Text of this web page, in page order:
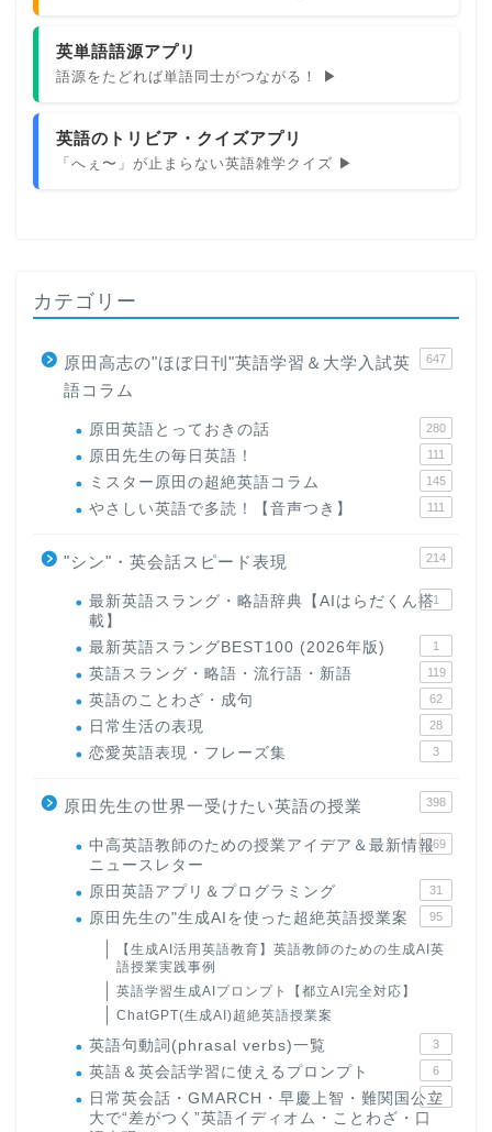
英単語語源アプリ
語源をたどれば単語同士がつながる！ ▶
英語のトリビア・クイズアプリ
「へぇ〜」が止まらない英語雑学クイズ ▶
カテゴリー
原田高志の"ほぼ日刊"英語学習＆大学入試英
語コラム
647
原田英語とっておきの話 280
原田先生の毎日英語！ 111
ミスター原田の超絶英語コラム 145
やさしい英語で多読！【音声つき】 111
"シン"・英会話スピード表現 214
最新英語スラング・略語辞典【AIはらだくん搭
載】
1
最新英語スラングBEST100 (2026年版) 1
英語スラング・略語・流行語・新語 119
英語のことわざ・成句 62
日常生活の表現 28
恋愛英語表現・フレーズ集 3
原田先生の世界一受けたい英語の授業 398
中高英語教師のための授業アイデア＆最新情報
ニュースレター
169
原田英語アプリ＆プログラミング 31
原田先生の"生成AIを使った超絶英語授業案 95
【生成AI活用英語教育】英語教師のための生成AI英
語授業実践事例
英語学習生成AIプロンプト【都立AI完全対応】
ChatGPT(生成AI)超絶英語授業案
英語句動詞(phrasal verbs)一覧 3
英語＆英会話学習に使えるプロンプト 6
日常英会話・GMARCH・早慶上智・難関国公立
大で“差がつく”英語イディオム・ことわざ・口
22